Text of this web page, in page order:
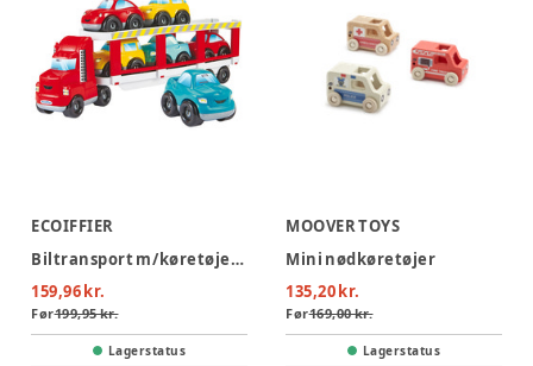
ECOIFFIER
Biltransport m/køretøjer 7stk
159,96 kr.
Før199,95 kr.
Lagerstatus
MOOVER TOYS
Mini nødkøretøjer
135,20 kr.
Før169,00 kr.
Lagerstatus